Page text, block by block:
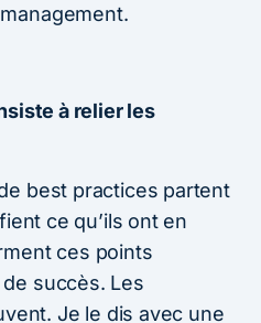
à relier les
best practices partent
ce qu’ils ont en
ces points
succès. Les
Je le dis avec une